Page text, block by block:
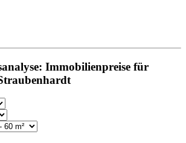
Immobilienpreise für